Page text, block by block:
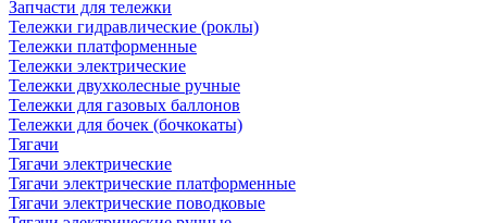
Запчасти для тележки
Тележки гидравлические (роклы)
Тележки платформенные
Тележки электрические
Тележки двухколесные ручные
Тележки для газовых баллонов
Тележки для бочек (бочкокаты)
Тягачи
Тягачи электрические
Тягачи электрические платформенные
Тягачи электрические поводковые